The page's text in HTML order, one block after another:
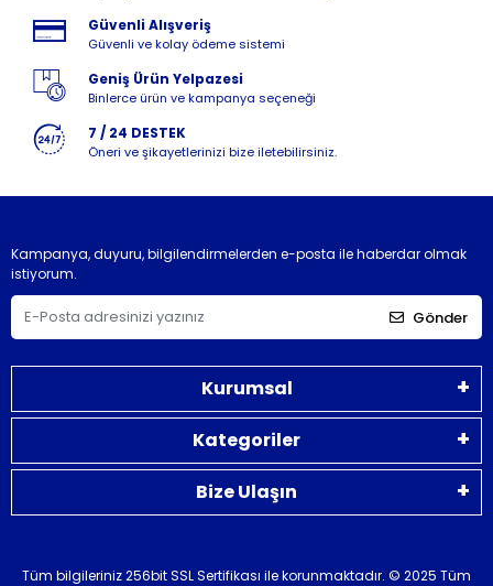
Güvenli Alışveriş
Güvenli ve kolay ödeme sistemi
Geniş Ürün Yelpazesi
Binlerce ürün ve kampanya seçeneği
7 / 24 DESTEK
Öneri ve şikayetlerinizi bize iletebilirsiniz.
Kampanya, duyuru, bilgilendirmelerden e-posta ile haberdar olmak
istiyorum.
Gönder
Kurumsal
Kategoriler
Bize Ulaşın
Tüm bilgileriniz 256bit SSL Sertifikası ile korunmaktadır. © 2025 Tüm